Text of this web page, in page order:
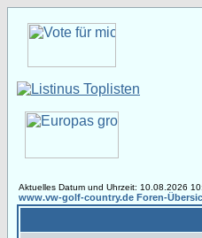
Aktuelles Datum und Uhrzeit: 10.08.2026
www.vw-golf-country.de Foren-